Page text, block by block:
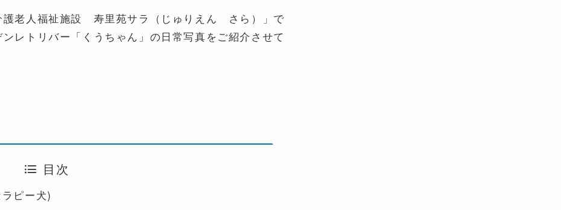
護老人福祉施設 寿里苑サラ（じゅりえん さら）」で
レトリバー「くうちゃん」の日常写真をご紹介させて
目次
ピー犬)